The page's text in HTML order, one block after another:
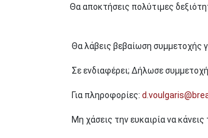
Θα αποκτήσεις πολύτιμες
Θα λάβεις βεβαίωση συμμετοχής
Σε ενδιαφέρει; Δήλωσε
Για πληροφορίες:
Μη χάσεις την ευκαιρία να